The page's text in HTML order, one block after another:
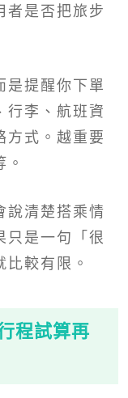
者是否把旅步
是提醒你下單
行李、航班資
方式。越重要
說清楚搭乘情
只是一句「很
較有限。
程試算再